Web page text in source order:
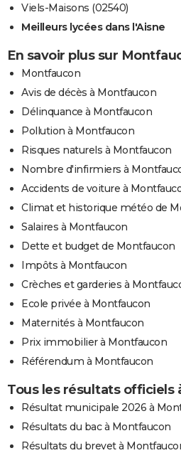
Viels-Maisons (02540)
Meilleurs lycées dans l'Aisne
En savoir plus sur
Montfaucon
Avis de décès à Montfaucon
Délinquance à Montfaucon
Pollution à Montfaucon
Risques naturels à Montfaucon
Nombre d'infirmiers à
Accidents de voiture à
Climat et historique météo de
Salaires à Montfaucon
Dette et budget de Montfaucon
Impôts à Montfaucon
Crèches et garderies à
Ecole privée à Montfaucon
Maternités à Montfaucon
Prix immobilier à Montfaucon
Référendum à Montfaucon
Tous les résultats officiels
Résultat municipale 2026 à
Résultats du bac à Montfaucon
Résultats du brevet à